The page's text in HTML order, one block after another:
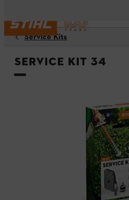
Service Kits
Service Kit 34